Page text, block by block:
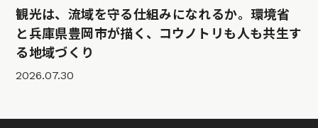
観光は、流域を守る仕組みになれるか。環境省
と兵庫県豊岡市が描く、コウノトリも人も共生す
る地域づくり
2026.07.30